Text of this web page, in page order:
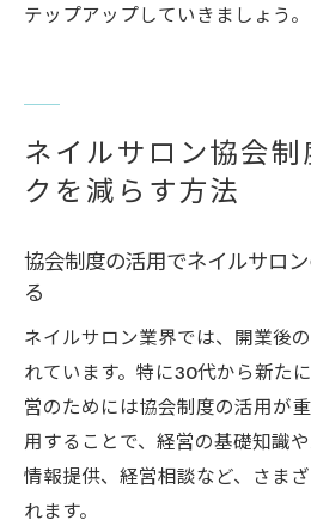
テップアップしていきましょう。
ネイルサロン協会
クを減らす方法
協会制度の活用でネイルサロ
る
ネイルサロン業界では、開業後
れています。特に30代から新た
営のためには協会制度の活用が
用することで、経営の基礎知識
情報提供、経営相談など、さま
れます。